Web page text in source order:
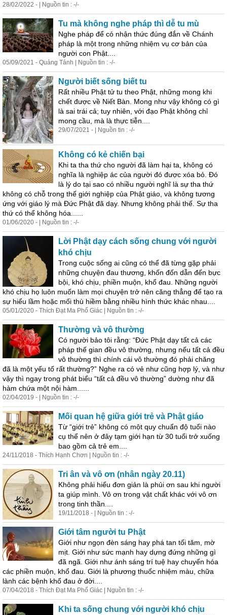
28/02/2022 - | Nguồn tin : -/-
Tu mà không nghe pháp thì dễ tu mù
Nghe pháp để có nhận thức đúng đắn về Chánh
pháp là một trong những nhiệm vụ cơ bản của
người con Phật....
05/09/2021 - Quảng Tánh | Nguồn tin : -/-
Người biết sống biết tu
Rất nhiều Phật tử tu theo Phật, những mong khi
chết được về Niết Bàn. Mong như vậy không có gì
là sai trái cả; tuy nhiên, với đạo Phật không chỉ
mong cầu, mà là thực tiễn....
29/07/2021 - | Nguồn tin : -/-
Không có kẻ chiến bại
Khi ta tha thứ cho người đã làm hại ta, không có
nghĩa là nghiệp ác của người đó được xóa bỏ. Đó
là lý do tại sao có nhiều người nghĩ là sự tha thứ
không có chỗ trong thế giới nghiệp của Phật giáo, và không tương
ứng với giáo lý mà Đức Phật đã dạy. Nhưng không phải thế. Sự tha
thứ có thể không hóa......
01/06/2020 - | Nguồn tin : -/-
Lời Phật dạy cách sống chung với người
khó chịu
Trong cuộc sống ai cũng có thể đã từng gặp phải
những chuyện đau thương, khốn đốn dẫn đến bực
bội, khó chịu, phiền muộn, khổ đau. Những người
khó chịu họ luôn muốn làm mọi chuyện trở nên căng thẳng để tạo ra
sự hiểu lầm hoặc mối thù hiềm bằng nhiều hình thức khác nhau....
05/01/2020 - Thích Đạt Ma Phổ Giác | Nguồn tin : -/-
Thường và vô thường
Có người bảo tôi rằng: “Đức Phật dạy tất cả các
pháp thế gian đều vô thường, nhưng nếu tất cả đều
vô thường thì chính cái vô thường đó phải chăng
đã là một yếu tố rất thường?” Nghe ra có vẻ như cũng hợp lý, và như
vậy thì ngay trong phát biểu “tất cả đều vô thường” dường như đã
hàm chứa một nội hàm......
02/04/2019 - | Nguồn tin : -/-
Mối quan hệ giữa giới trẻ và Phật giáo
Từ “giới trẻ” không có một quy chuẩn độ tuổi nào
cụ thể nên ở đây tạm giới hạn từ 30 tuổi trở xuống
bao gồm cả trẻ em....
24/11/2018 - Thích Hạnh Chơn | Nguồn tin : -/-
Tri ân và vô ơn (nhân ngày 20.11)
Không phải hiểu đơn giản là phủi ơn sau khi người
ta giúp mình. Vô ơn trong vật chất khác với vô ơn
trong tinh thần....
19/11/2018 - | Nguồn tin : -/-
Giới tâm người tu Phật
Giới như ngọn đèn sáng hay phá tan tối tăm, mờ
mịt. Giới như sức mạnh hay dựng đứng những gì
đã ngã. Giới như ánh sáng trí tuệ hay chuyển hóa
các phiền muộn, khổ đau. Giới là phương thuốc nhiệm màu, chữa
lành các bệnh khổ đau ở đời....
07/04/2018 - Thích Đạt Ma Phổ Giác | Nguồn tin : -/-
Khi ta sống chung với người khó chịu